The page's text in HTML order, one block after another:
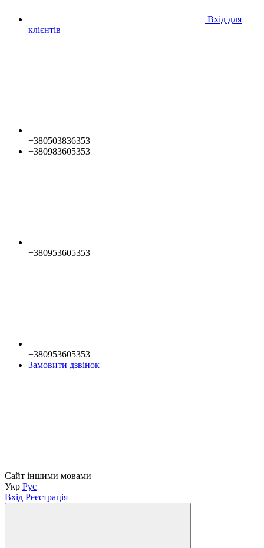
Вхід для
клієнтів
+380503836353
+380983605353
+380953605353
+380953605353
Замовити дзвінок
Сайт іншими мовами
Укр Рус
Вхід Реєстрація